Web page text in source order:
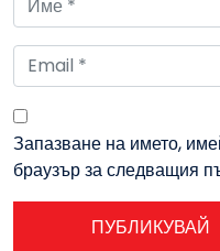
Запазване на името,
браузър за следващия